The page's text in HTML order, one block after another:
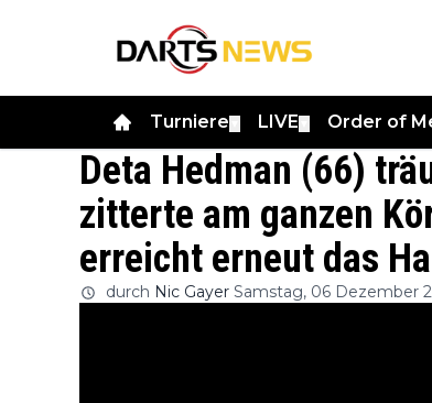
Turniere LIVE Order of
Deta Hedman (66)
zitterte am ganzen
erreicht erneut das
durch Nic Gayer Samstag, 06 Dezember